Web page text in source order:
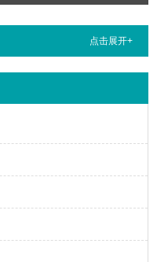
点击展开+